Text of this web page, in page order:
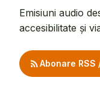
Emisiuni audio
accesibilitate și
Abonare RSS